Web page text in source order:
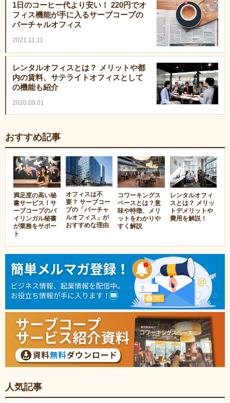
1日のコーヒー代より安い！ 220円でオ
フィス機能が手に入るサーブコープの
バーチャルオフィス
2021.11.11
レンタルオフィスとは？ メリットや都
内の賃料、サテライトオフィスとして
の機能も紹介
2020.09.01
おすすめ記事
満足度の高い秘
書サービス！サ
ーブコープのバ
イリンガル秘書
が業務をサポー
ト
オフィスは不
要？ サーブコー
プの「バーチャ
ルオフィス」が
おすすめな理由
コワーキングス
ペースとは？意
味や特徴、メリ
ットをわかりや
すく解説
レンタルオフィ
スとは？ メリッ
トデメリットや
費用を解説！
人気記事